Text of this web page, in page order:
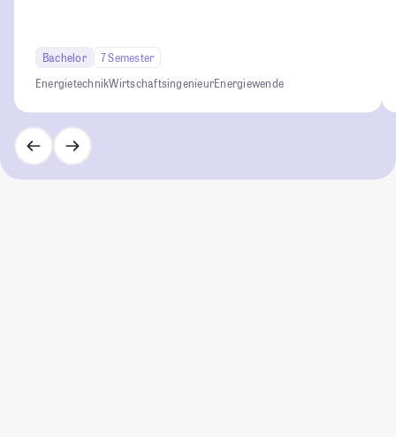
Bachelor
7 Semester
EnergietechnikWirtschaftsingenieurEnergiewende